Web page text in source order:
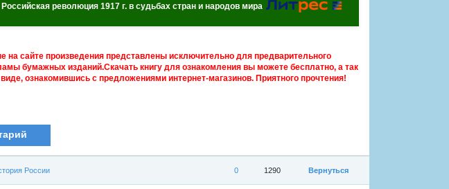
революция 1917 г. в судьбах стран и народов мира
сайте произведения представлены исключительно для предварительного
бумажных изданий.Скачать книгу для ознакомления вы можете бесплатно, а так
ознакомившись с предложениями интернет-магазинов. Приятного прочтения!
Вернуться
1290
0
России